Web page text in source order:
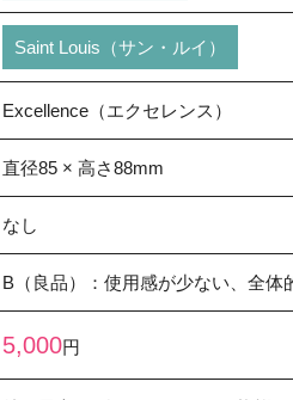
Saint Louis（サン・ルイ）
Excellence（エクセレンス）
直径85 × 高さ88mm
なし
B（良品）：使用感が少ない、全体
5,000円